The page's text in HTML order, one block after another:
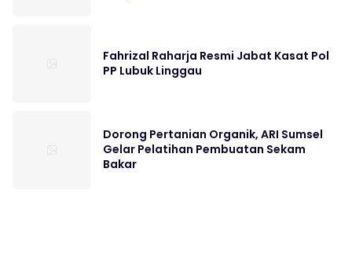
Fahrizal Raharja Resmi Jabat Kasat Pol
PP Lubuk Linggau
Dorong Pertanian Organik, ARI Sumsel
Gelar Pelatihan Pembuatan Sekam
Bakar